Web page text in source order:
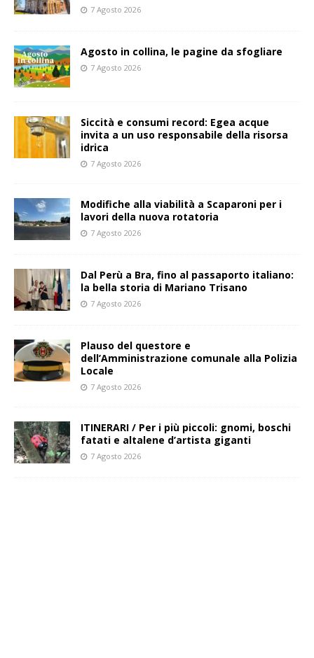
7 Agosto 2026
Agosto in collina, le pagine da sfogliare
7 Agosto 2026
Siccità e consumi record: Egea acque
invita a un uso responsabile della risorsa
idrica
7 Agosto 2026
Modifiche alla viabilità a Scaparoni per i
lavori della nuova rotatoria
7 Agosto 2026
​Dal Perù a Bra, fino al passaporto italiano:
la bella storia di Mariano Trisano
7 Agosto 2026
Plauso del questore e
dell’Amministrazione comunale alla Polizia
Locale
7 Agosto 2026
ITINERARI / Per i più piccoli: gnomi, boschi
fatati e altalene d’artista giganti
7 Agosto 2026